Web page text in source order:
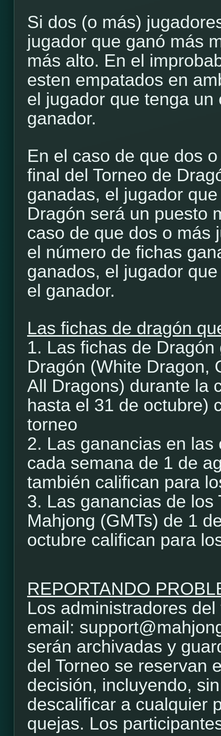
Si dos (o más)
jugador que ganó más
más alto. En el
esten empatados en
el jugador que tenga
ganador.
En el caso de que dos
final del Torneo de
ganadas, el jugador
Dragón será un puesto
caso de que dos o más
el número de fichas
ganados, el jugador
el ganador.
Las fichas de dragón
1. Las fichas de
Dragón (White Dragon,
All Dragons) durante la
hasta el 31 de octubre)
torneo
2. Las ganancias en
cada semana de 1 de
también califican para
3. Las ganancias de los
Mahjong (GMTs) de 1
octubre califican para
REPORTANDO
Los administradores
email:
serán archivadas y
del Torneo se reservan
decisión, incluyendo,
descalificar a cualquier
quejas. Los